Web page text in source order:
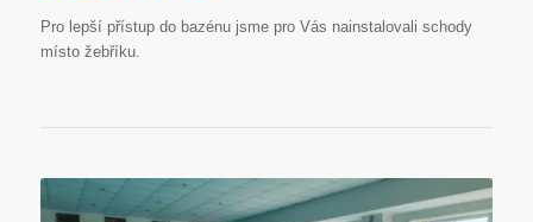
Pro lepší přístup do bazénu jsme pro Vás nainstalovali schody
místo žebříku.